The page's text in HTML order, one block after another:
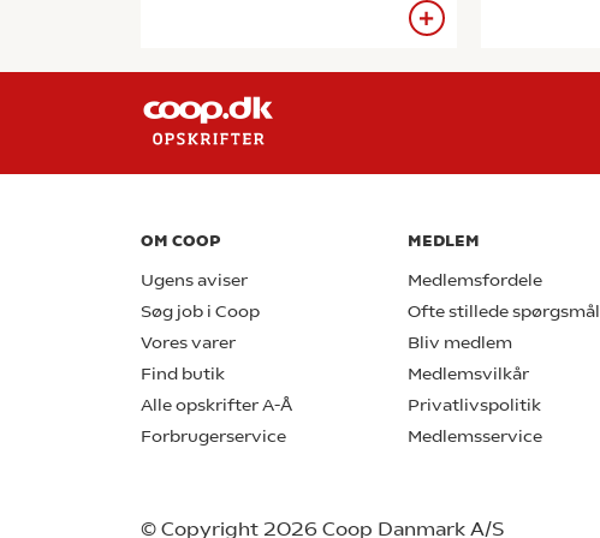
OM COOP
Ugens aviser
Søg job i Coop
Vores varer
Find butik
Alle opskrifter A-Å
Forbrugerservice
MEDLEM
Medlemsfordele
Ofte stillede spørgsmål
Bliv medlem
Medlemsvilkår
Privatlivspolitik
Medlemsservice
© Copyright 2026 Coop Danmark A/S